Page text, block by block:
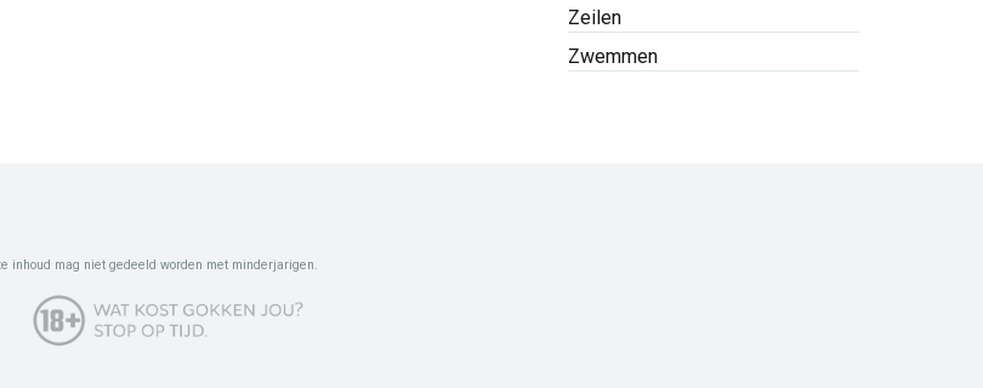
Zeilen
Zwemmen
inhoud mag niet gedeeld worden met minderjarigen.